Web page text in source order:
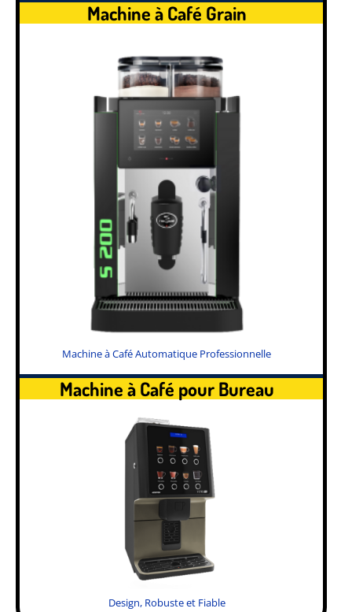
Machine à Café Grain
Machine à Café Automatique Professionnelle
Machine à Café pour Bureau
Design, Robuste et Fiable